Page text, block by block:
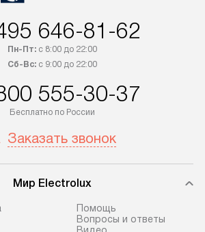
646-81-62
Пн-Пт:с 8:00 до 22:00
Сб-Вс:с 9:00 до 22:00
555-30-37
Бесплатно по России
Заказать звонок
Мир Electrolux
Помощь
Вопросы и ответы
Видео